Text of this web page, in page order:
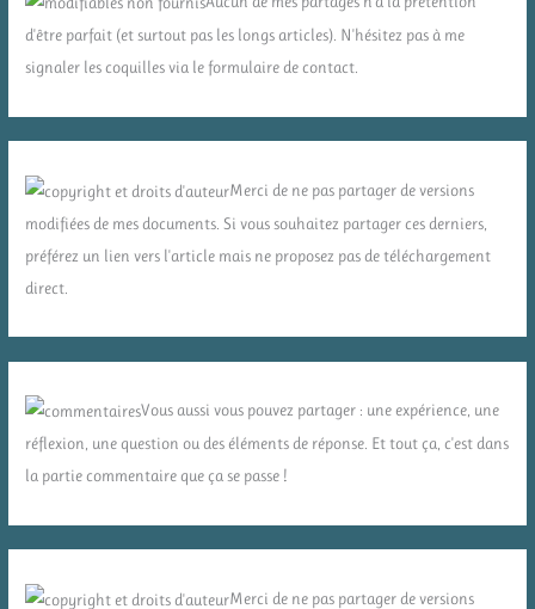
d'être parfait (et surtout pas les longs articles). N'hésitez pas à me
signaler les coquilles via le formulaire de contact.
Merci de ne pas partager de versions
modifiées de mes documents. Si vous souhaitez partager ces derniers,
préférez un lien vers l'article mais ne proposez pas de téléchargement
direct.
Vous aussi vous pouvez partager : une expérience, une
réflexion, une question ou des éléments de réponse. Et tout ça, c'est dans
la partie commentaire que ça se passe !
Merci de ne pas partager de versions